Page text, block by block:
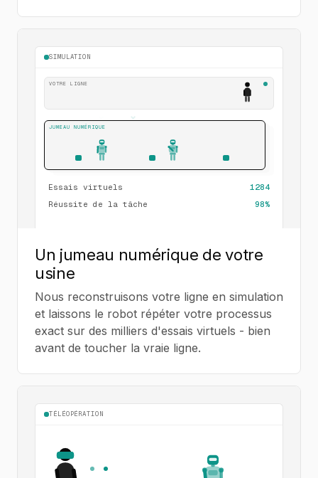
SIMULATION
VOTRE LIGNE
JUMEAU NUMÉRIQUE
Essais virtuels
1284
Réussite de la tâche
98%
Un jumeau numérique de votre
usine
Nous reconstruisons votre ligne en simulation
et laissons le robot répéter votre processus
exact sur des milliers d'essais virtuels - bien
avant de toucher la vraie ligne.
TÉLÉOPÉRATION